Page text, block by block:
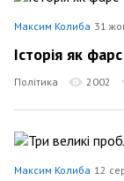
Максим Колиба 31
Історія як фарс
Політика 2002
Максим Колиба 12